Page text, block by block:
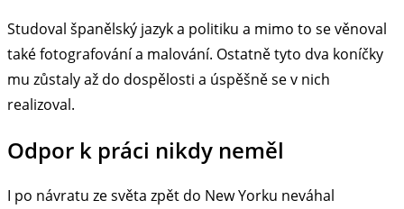
Studoval španělský jazyk a politiku a mimo to se věnoval
také fotografování a malování. Ostatně tyto dva koníčky
mu zůstaly až do dospělosti a úspěšně se v nich
realizoval.
Odpor k práci nikdy neměl
I po návratu ze světa zpět do New Yorku neváhal